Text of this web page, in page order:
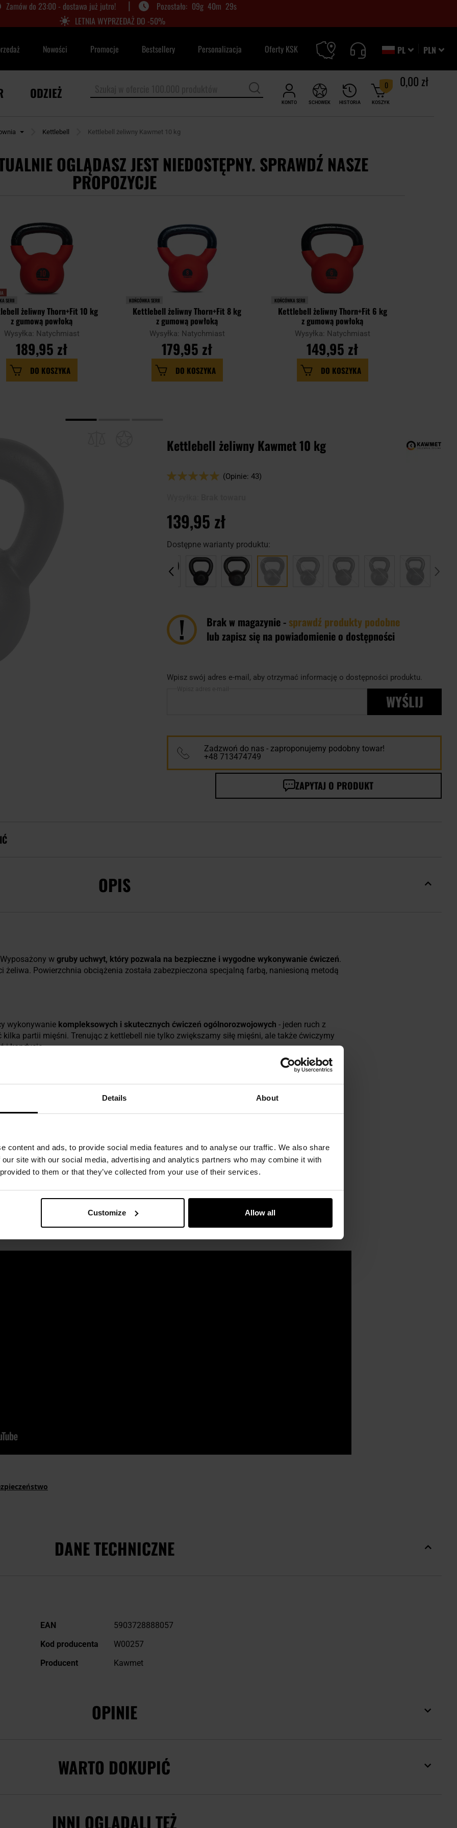
Details About
content and ads, to provide social media features and to analyse our traffic. We also share
site with our social media, advertising and analytics partners who may combine it with
to them or that they’ve collected from your use of their services.
Customize Allow all
Zamów do 23:00 - dostawa już jutro! | 09g 40m 28s
LETNIA WYPRZEDAŻ DO -50%
PLN
PL
Nowości Promocje Bestsellery Personalizacja Oferty KSK
KONTO HISTORIA
SCHOWEK KOSZYK
0 0,00 zł
ODZIEŻ
Kettlebell Kettlebell żeliwny Kawmet 10 kg
OGLĄDASZ JEST NIEDOSTĘPNY. SPRAWDŹ NASZE
PROPOZYCJE
SERII
żeliwny Thorn+Fit 10 kg
z gumową powłoką
Wysyłka: Natychmiast
189,95 zł
DO KOSZYKA
KOŃCÓWKA SERII
Kettlebell żeliwny Thorn+Fit 8 kg
z gumową powłoką
Wysyłka: Natychmiast
179,95 zł
DO KOSZYKA
KOŃCÓWKA SERII
Kettlebell żeliwny Thorn+Fit 6 kg
z gumową powłoką
Wysyłka: Natychmiast
149,95 zł
DO KOSZYKA
Kettlebell żeliwny Kawmet 10 kg
Ocena:
(Opinie: 43)
139,95 zł
Dostępne warianty produktu:
Brak w magazynie - sprawdź produkty podobne
lub zapisz się na powiadomienie o dostępności
Wpisz swój adres e-mail, aby otrzymać informację o dostępności produktu.
WYŚLIJ
Zadzwoń do nas - zaproponujemy podobny towar!
+48 713474749
ZAPYTAJ O PRODUKT
OPIS
w gruby uchwyt, który pozwala na bezpieczne i wygodne wykonywanie ćwiczeń.
żeliwa. Powierzchnia obciążenia została zabezpieczona specjalną farbą, naniesioną metodą
wykonywanie kompleksowych i skutecznych ćwiczeń ogólnorozwojowych - jeden ruch z
partii mięśni. Trenując z kettlebell nie tylko zwiększamy siłę mięśni, ale także ćwiczymy
i kondycję.
sprawiają, że obciążenie kettlebell firmy Kawmet może być używane zarówno w
odlewni.
DANE TECHNICZNE
Więcej
EAN
5903728888057
Kod producenta
W00257
Producent
Kawmet
OPINIE
WARTO DOKUPIĆ
INNI OGLĄDALI TEŻ